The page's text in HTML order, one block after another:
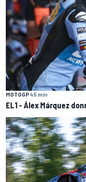
MOTOGP45 min
EL1 - Álex Márquez